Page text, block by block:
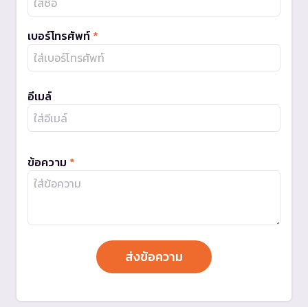
เบอร์โทรศัพท์ *
อีเมล์
ข้อความ *